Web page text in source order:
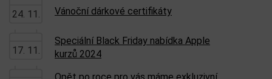
24. 11. Vánoční dárkové certifikáty
17. 11.
Speciální Black Friday nabídka Apple
kurzů 2024